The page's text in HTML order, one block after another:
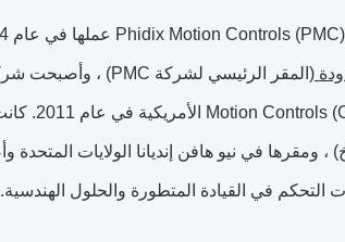
التحكم في القيادة المتطورة والحلول الهندسية.